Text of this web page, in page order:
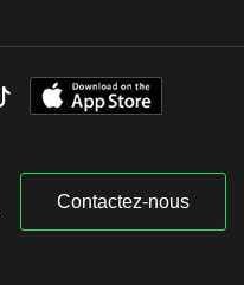
Contactez-nous